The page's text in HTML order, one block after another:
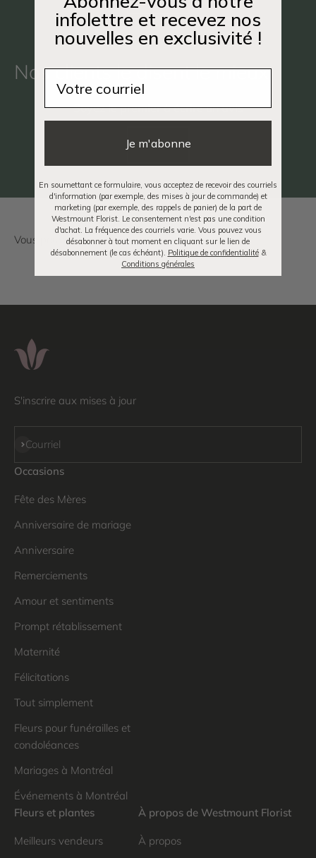
Nos clients le disent le mieux
Soyez le premier à écrire un avis
Écrire un avis
S'inscrire aux mises à jour
Courriel
S'inscrire
Occasions
Fête des Mères
Anniversaire de mariage
Anniversaire
Remerciements
Amour et sentiments
Prompt rétablissement
Maternité
Félicitations
Tout simplement
Fleurs pour funérailles et
condoléances
Mariages à Montréal
Événements à Montréal
Fleurs et plantes
Meilleurs vendeurs
À propos de Westmount Florist
À propos
infolettre et recevez nos
nouvelles en exclusivité !
Je m'abonne
En soumettant ce formulaire, vous acceptez de recevoir des courriels
d'information (par exemple, des mises à jour de commande) et
marketing (par exemple, des rappels de panier) de la part de
Westmount Florist. Le consentement n'est pas une condition
d'achat. La fréquence des courriels varie. Vous pouvez vous
désabonner à tout moment en cliquant sur le lien de
désabonnement (le cas échéant). Politique de confidentialité&
Conditions générales